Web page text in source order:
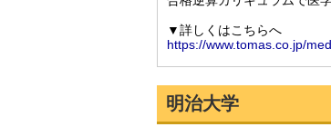
明治大学